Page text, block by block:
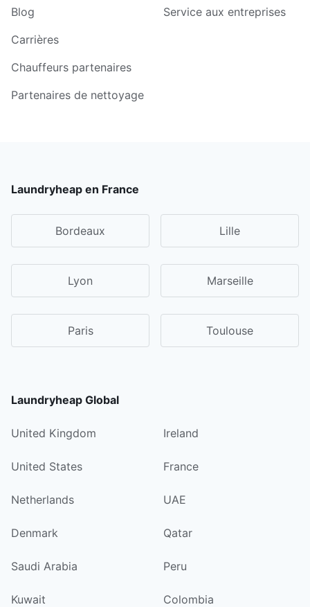
Blog
Carrières
Chauffeurs partenaires
Partenaires de nettoyage
Service aux entreprises
Laundryheap en France
Bordeaux Lille
Lyon Marseille
Paris Toulouse
Laundryheap Global
United Kingdom Ireland
United States France
Netherlands UAE
Denmark Qatar
Saudi Arabia Peru
Kuwait Colombia